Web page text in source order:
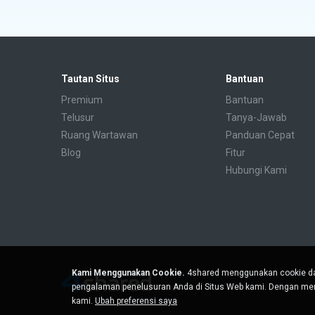
Tautan Situs
Premium
Telusur
Ruang Wartawan
Blog
Bantuan
Bantuan
Tanya-Jawab
Panduan Cepat
Fitur
Hubungi Kami
Kami Menggunakan Cookie. 4shared menggunakan cookie
pengalaman penelusuran Anda di Situs Web kami. Dengan
kami. Ubah preferensi saya